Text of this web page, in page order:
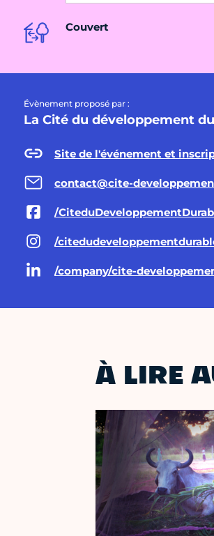
Couvert
Évènement proposé par :
La Cité du développement
/
/
À LIRE